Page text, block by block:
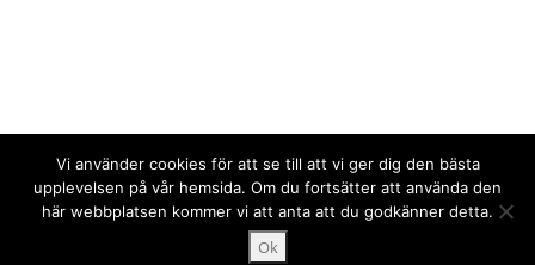
Upphovsrätt © 2025 PPPress.se. Alla rättigheter förbehålls.
Vi använder cookies för att se till att vi ger dig den bästa
upplevelsen på vår hemsida. Om du fortsätter att använda den
här webbplatsen kommer vi att anta att du godkänner detta.
Ok